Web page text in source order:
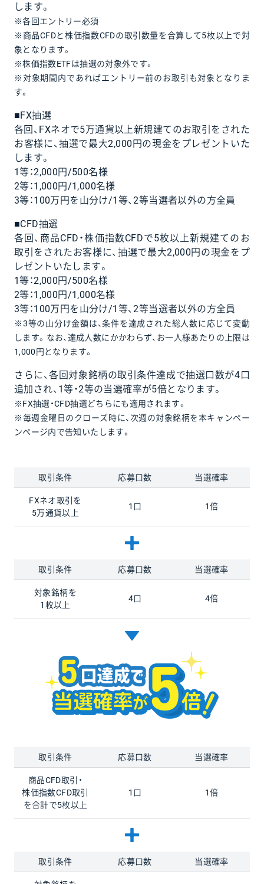
します。
※各回エントリー必須
※商品CFDと株価指数CFDの取引数量を合算して5枚以上で対
象となります。
※株価指数ETFは抽選の対象外です。
※対象期間内であればエントリー前のお取引も対象となりま
す。
■FX抽選
各回、FXネオで5万通貨以上新規建てのお取引をされた
お客様に、抽選で最大2,000円の現金をプレゼントいた
します。
1等：2,000円/500名様
2等：1,000円/1,000名様
3等：100万円を山分け/1等、2等当選者以外の方全員
■CFD抽選
各回、商品CFD・株価指数CFDで5枚以上新規建てのお
取引をされたお客様に、抽選で最大2,000円の現金をプ
レゼントいたします。
1等：2,000円/500名様
2等：1,000円/1,000名様
3等：100万円を山分け/1等、2等当選者以外の方全員
※3等の山分け金額は、条件を達成された総人数に応じて変動
します。なお、達成人数にかかわらず、お一人様あたりの上限は
1,000円となります。
さらに、各回対象銘柄の取引条件達成で抽選口数が4口
追加され、1等・2等の当選確率が5倍となります。
※FX抽選・CFD抽選どちらにも適用されます。
※毎週金曜日のクローズ時に、次週の対象銘柄を本キャンペー
ンページ内で告知いたします。
取引条件 応募口数 当選確率
FXネオ取引を
5万通貨以上
1口 1倍
取引条件 応募口数 当選確率
対象銘柄を
1枚以上
4口 4倍
取引条件 応募口数 当選確率
商品CFD取引・
株価指数CFD取引
を合計で5枚以上
1口 1倍
取引条件 応募口数 当選確率